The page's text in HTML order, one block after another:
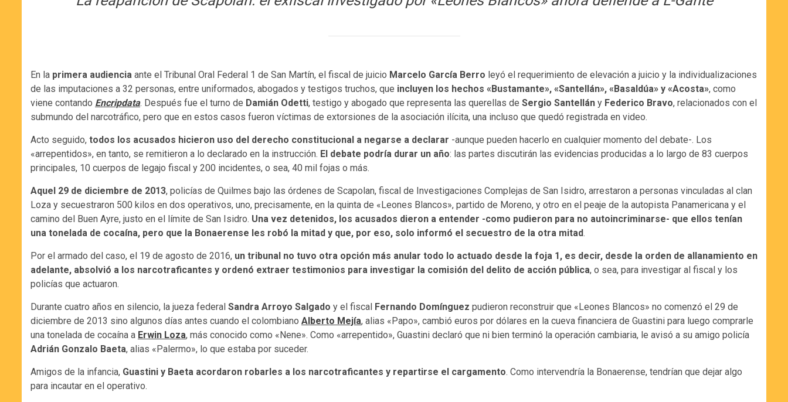
En la primera audiencia ante el Tribunal Oral Federal 1 de San Martín, el fiscal de juicio Marcelo García Berro leyó el requerimiento de elevación a juicio y la individualizaciones
de las imputaciones a 32 personas, entre uniformados, abogados y testigos truchos, que incluyen los hechos «Bustamante», «Santellán», «Basaldúa» y «Acosta», como
viene contando Encripdata. Después fue el turno de Damián Odetti, testigo y abogado que representa las querellas de Sergio Santellán y Federico Bravo, relacionados con el
submundo del narcotráfico, pero que en estos casos fueron víctimas de extorsiones de la asociación ilícita, una incluso que quedó registrada en video.
Acto seguido, todos los acusados hicieron uso del derecho constitucional a negarse a declarar -aunque pueden hacerlo en cualquier momento del debate-. Los
«arrepentidos», en tanto, se remitieron a lo declarado en la instrucción. El debate podría durar un año: las partes discutirán las evidencias producidas a lo largo de 83 cuerpos
principales, 10 cuerpos de legajo fiscal y 200 incidentes, o sea, 40 mil fojas o más.
Aquel 29 de diciembre de 2013, policías de Quilmes bajo las órdenes de Scapolan, fiscal de Investigaciones Complejas de San Isidro, arrestaron a personas vinculadas al clan
Loza y secuestraron 500 kilos en dos operativos, uno, precisamente, en la quinta de «Leones Blancos», partido de Moreno, y otro en el peaje de la autopista Panamericana y el
camino del Buen Ayre, justo en el límite de San Isidro. Una vez detenidos, los acusados dieron a entender -como pudieron para no autoincriminarse- que ellos tenían
una tonelada de cocaína, pero que la Bonaerense les robó la mitad y que, por eso, solo informó el secuestro de la otra mitad.
Por el armado del caso, el 19 de agosto de 2016, un tribunal no tuvo otra opción más anular todo lo actuado desde la foja 1, es decir, desde la orden de allanamiento en
adelante, absolvió a los narcotraficantes y ordenó extraer testimonios para investigar la comisión del delito de acción pública, o sea, para investigar al fiscal y los
policías que actuaron.
Durante cuatro años en silencio, la jueza federal Sandra Arroyo Salgado y el fiscal Fernando Domínguez pudieron reconstruir que «Leones Blancos» no comenzó el 29 de
diciembre de 2013 sino algunos días antes cuando el colombiano Alberto Mejía, alias «Papo», cambió euros por dólares en la cueva financiera de Guastini para luego comprarle
una tonelada de cocaína a Erwin Loza, más conocido como «Nene». Como «arrepentido», Guastini declaró que ni bien terminó la operación cambiaria, le avisó a su amigo policía
Adrián Gonzalo Baeta, alias «Palermo», lo que estaba por suceder.
Amigos de la infancia, Guastini y Baeta acordaron robarles a los narcotraficantes y repartirse el cargamento. Como intervendría la Bonaerense, tendrían que dejar algo
para incautar en el operativo.